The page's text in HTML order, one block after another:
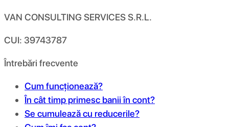
VAN CONSULTING SERVICES S.R.L.
CUI: 39743787
Întrebări frecvente
Cum funcționează?
În cât timp primesc banii în cont?
Se cumulează cu reducerile?